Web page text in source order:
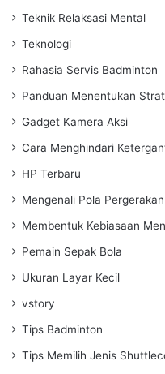
Teknik Relaksasi Mental
Teknologi
Rahasia Servis Badminton
Panduan Menentukan
Gadget Kamera Aksi
Cara Menghindari
HP Terbaru
Mengenali Pola
Membentuk Kebiasaan
Pemain Sepak Bola
Ukuran Layar Kecil
vstory
Tips Badminton
Tips Memilih Jenis